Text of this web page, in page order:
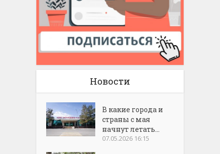
Новости
В какие города и
страны с мая
начнут летать...
07.05.2026 16:15